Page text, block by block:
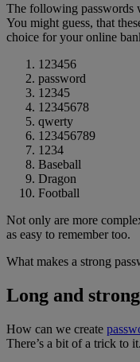
The following passwords
You might guess, that
choice for your online
123456
password
12345
12345678
qwerty
123456789
1234
Baseball
Dragon
Football
Not only are more
as easy to remember too.
What makes a strong
Long and
How can we create
There’s a bit of a trick to it.